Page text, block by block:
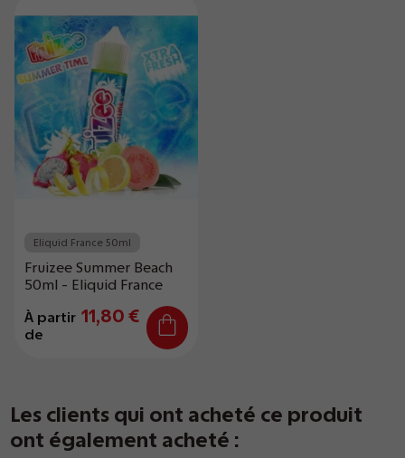
Eliquid France 50ml
Fruizee Summer Beach
50ml - Eliquid France
À partir
de
11,80 €
Les clients qui ont acheté ce produit
ont également acheté :